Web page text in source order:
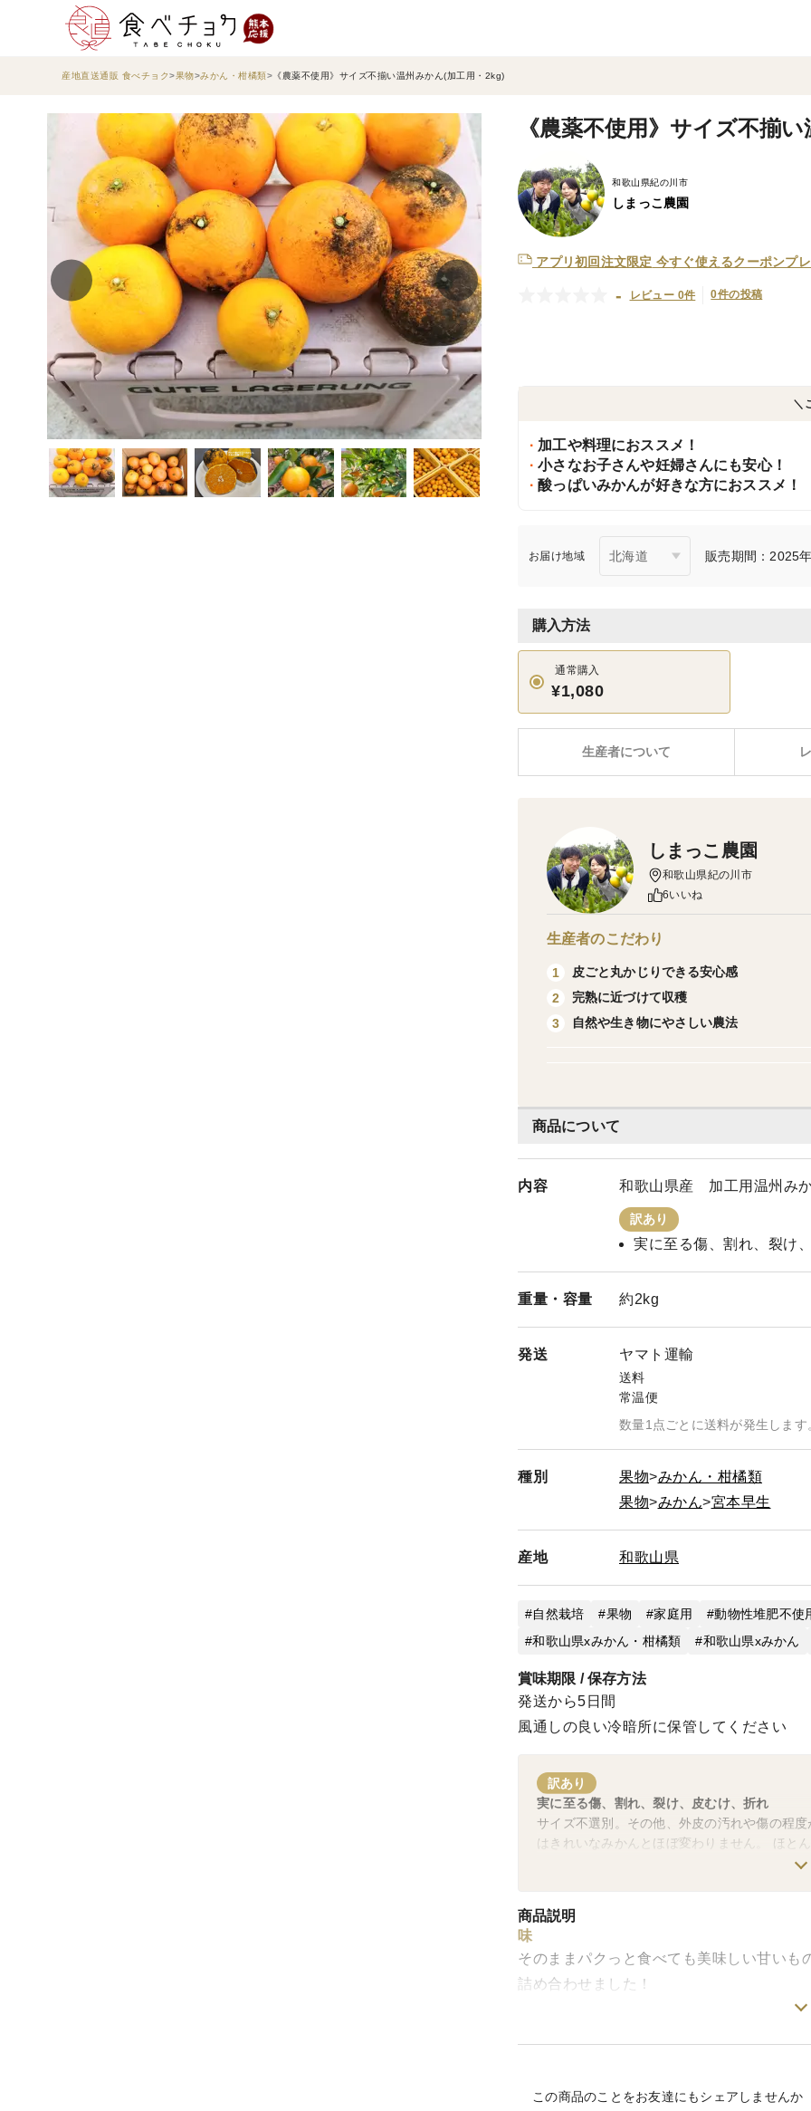
産地直送通販 食べチョク 果物 みかん・柑橘類 《農薬不使用》サイズ不揃い温州みかん(加工用・2kg)
《農薬不使用》サイズ不揃
和歌山県紀の川市
しまっこ農園
アプリ初回注文限定 今すぐ使えるクーポンプ
- レビュー 0件 0件の投稿
＼
加工や料理におススメ！
小さなお子さんや妊婦さんにも安心！
酸っぱいみかんが好きな方におススメ！
お届け地域 販売期間：2025
購入方法
通常購入
¥1,080
生産者について
商品について
内容 和歌山県産 加工用温州み
訳あり
実に至る傷、割れ、裂け
重量・ 容量 約2kg
発送 ヤマト運輸
送料
常温便
数量1点ごとに送料が発生します
種別 果物
みかん・柑橘類
果物
みかん 宮本早生
産地 和歌山県
自然栽培 果物 家庭用
動物性堆肥不使
和歌山県xみかん・柑橘類
和歌山県xみかん
賞味期限 / 保存方法
発送から5日間
風通しの良い冷暗所に保管してください
訳あり
実に至る傷、割れ、裂け、皮むけ、折れ
サイズ不選別。その他、外皮の汚れや傷の程
はきれいなみかんとほぼ変わりません。 ほと
すが、酸味が強いみかんもございますので、
商品説明
味
そのままパクっと食べても美味しい甘い
詰め合わせました！
この商品のことをお友達にもシェアしませんか
しまっこ農園
和歌山県紀の川市
6いいね
生産者のこだわり
1
皮ごと丸かじりできる安心感
2
完熟に近づけて収穫
3
自然や生き物にやさしい農法